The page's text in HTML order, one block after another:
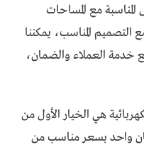
المناسبة مع المساحات
التصميم المناسب، يمكننا
خدمة العملاء والضمان،
هي الخيار الأول من
واحد بسعر مناسب من